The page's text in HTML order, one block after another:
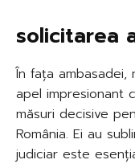
solicitarea
În fața ambasadei,
apel impresionant
măsuri decisive
România. Ei au
judiciar este